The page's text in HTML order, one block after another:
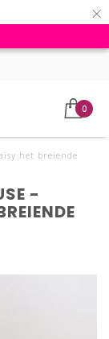
×
0
het breiende
-